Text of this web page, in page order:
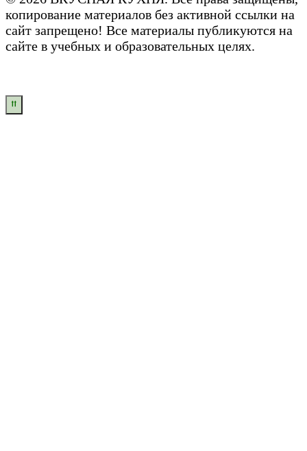
копирование материалов без активной ссылки на
сайт запрещено! Все материалы публикуются на
сайте в учебных и образовательных целях.